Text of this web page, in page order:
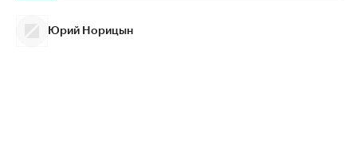
Юрий Норицын